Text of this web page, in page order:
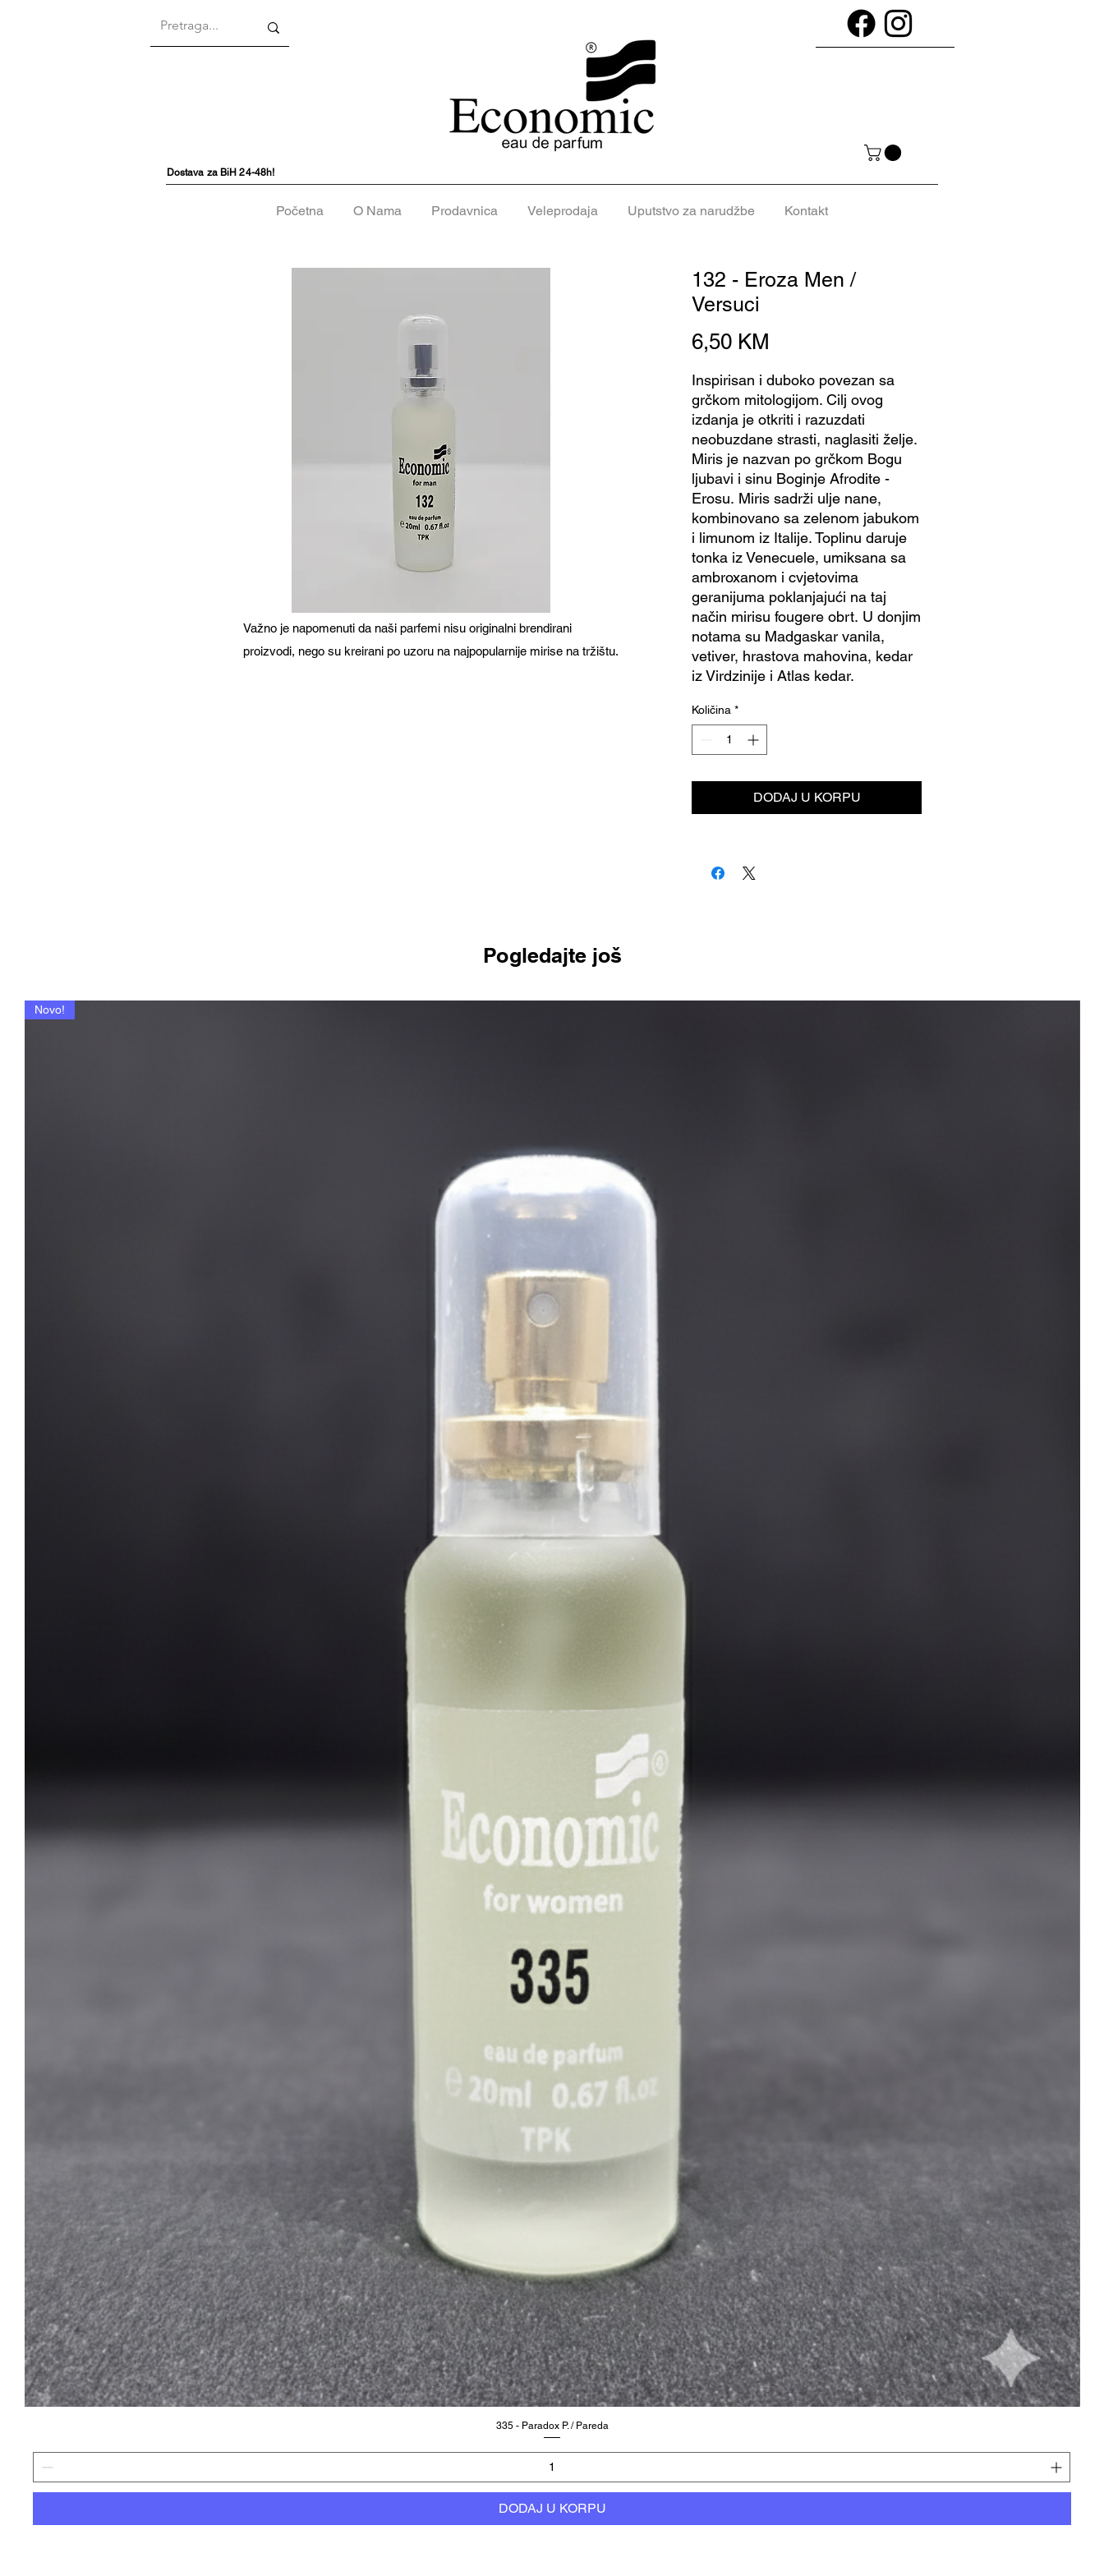
Dostava za BiH 24-48h!
Početna O Nama Prodavnica Veleprodaja Uputstvo za narudžbe Kontakt
132 - Eroza Men /
Versuci
6,50 KM
Inspirisan i duboko povezan sa
grčkom mitologijom. Cilj ovog
izdanja je otkriti i razuzdati
neobuzdane strasti, naglasiti želje.
Miris je nazvan po grčkom Bogu
ljubavi i sinu Boginje Afrodite -
Erosu. Miris sadrži ulje nane,
kombinovano sa zelenom jabukom
i limunom iz Italije. Toplinu daruje
tonka iz Venecuele, umiksana sa
ambroxanom i cvjetovima
geranijuma poklanjajući na taj
način mirisu fougere obrt. U donjim
notama su Madgaskar vanila,
vetiver, hrastova mahovina, kedar
iz Virdzinije i Atlas kedar.
Količina *
DODAJ U KORPU
Pogledajte još
Novo!
335 - Paradox P. / Pareda
DODAJ U KORPU
Važno je napomenuti da naši parfemi nisu originalni brendirani
proizvodi, nego su kreirani po uzoru na najpopularnije mirise na tržištu.